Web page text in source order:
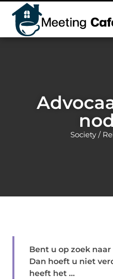
Society /
Bent u op zoek
Dan hoeft u niet
heeft het ...